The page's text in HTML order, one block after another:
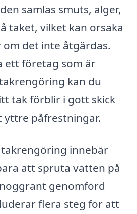
samlas smuts, alger,
taket, vilket kan orsaka
det inte åtgärdas.
ett företag som är
kan du
tak förblir i gott skick
yttre påfrestningar.
innebär
att spruta vatten på
genomförd
flera steg för att